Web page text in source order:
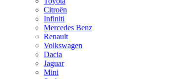
Citroën
Infiniti
Mercedes Benz
Renault
Volkswagen
Dacia
Jaguar
Mini